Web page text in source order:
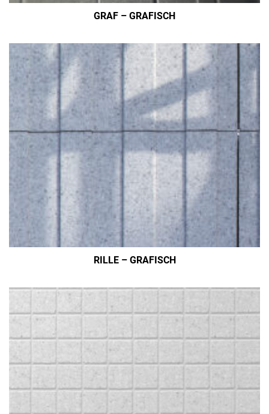
GRAF – GRAFISCH
RILLE – GRAFISCH